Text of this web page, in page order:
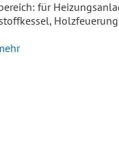
für